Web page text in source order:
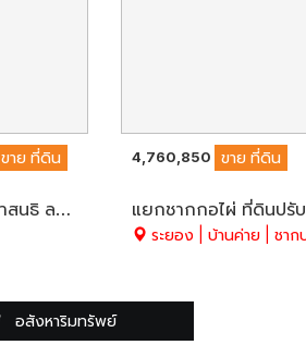
ขาย ที่ดิน
ที่ดินเปล่า 107-2-05 ไร่ ลำสนธิ ลพบุรี ติดถนนสาธารณะ 2 ฝั่ง ขายถูก วิวด้านหน้าเห็นกังหันลม สูงจากระดับน้ำทะเล 85 M.
4,760,850 ขาย ที่ดิน
ระยอง | บ้านค่าย | ชาก
อสังหาริมทรัพย์